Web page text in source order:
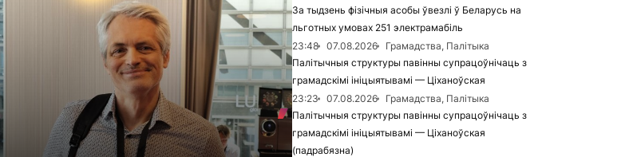
За тыдзень фізічныя асобы ўвезлі ў Беларусь на
льготных умовах 251 электрамабіль
23:48
07.08.2026
Грамадства, Палітыка
Палітычныя структуры павінны супрацоўнічаць з
грамадскімі ініцыятывамі — Ціханоўская
23:23
07.08.2026
Грамадства, Палітыка
Палітычныя структуры павінны супрацоўнічаць з
грамадскімі ініцыятывамі — Ціханоўская
(падрабязна)